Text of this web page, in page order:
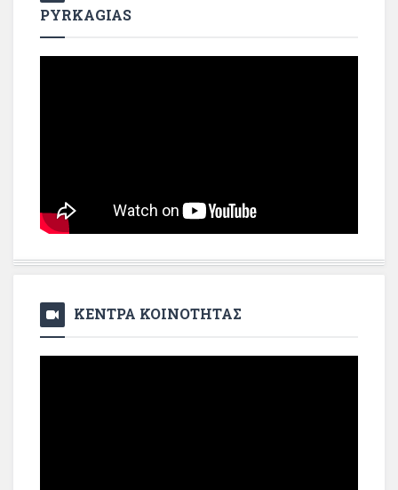
PYRKAGIAS
ΚΕΝΤΡΑ ΚΟΙΝΟΤΗΤΑΣ